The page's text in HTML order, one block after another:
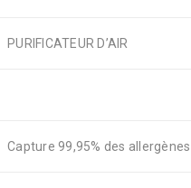
PURIFICATEUR D’AIR
Capture 99,95% des